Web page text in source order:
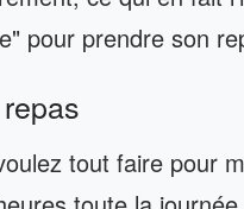
pour prendre son
tout faire pour